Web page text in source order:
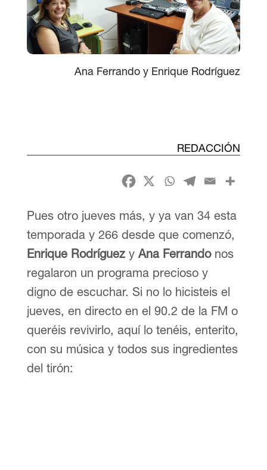
Ana Ferrando y Enrique Rodríguez
REDACCIÓN
Pues otro jueves más, y ya van 34 esta
temporada y 266 desde que comenzó,
Enrique Rodríguezy Ana Ferrandonos
regalaron un programa precioso y
digno de escuchar. Si no lo hicisteis el
jueves, en directo en el 90.2 de la FM o
queréis revivirlo, aquí lo tenéis, enterito,
con su música y todos sus ingredientes
del tirón: